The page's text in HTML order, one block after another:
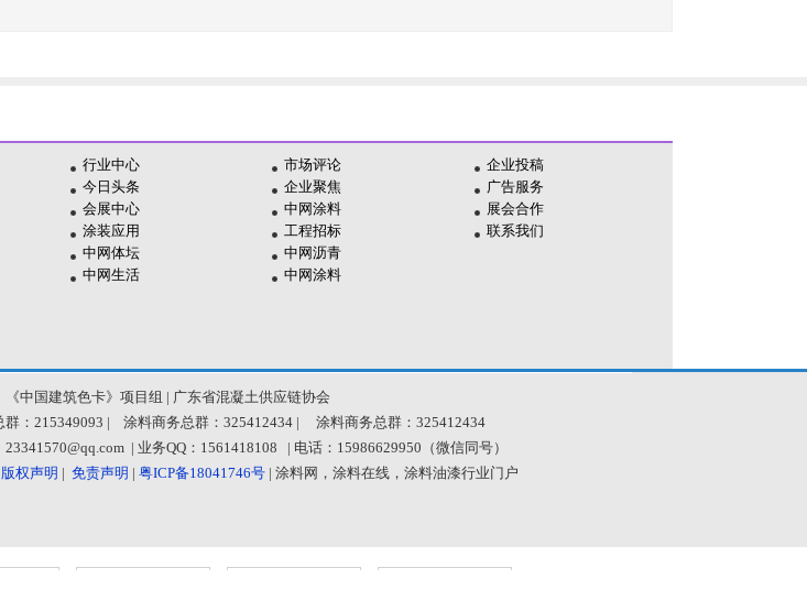
行业中心
今日头条
会展中心
涂装应用
中网体坛
中网生活
市场评论
企业聚焦
中网涂料
工程招标
中网沥青
中网涂料
企业投稿
广告服务
展会合作
联系我们
《中国建筑色卡》项目组 | 广东省混凝土供应链协会
群：215349093 | 涂料商务总群：325412434 | 涂料商务总群：325412434
23341570@qq.com | 业务QQ：1561418108 | 电话：15986629950（微信同号）
版权声明 | 免责声明 | 粤ICP备18041746号| 涂料网，涂料在线，涂料油漆行业门户